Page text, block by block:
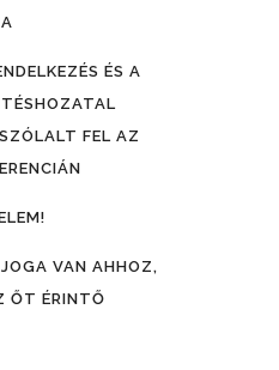
ÉS A
FEL AZ
JOGA VAN AHHOZ,
ŐT ÉRINTŐ